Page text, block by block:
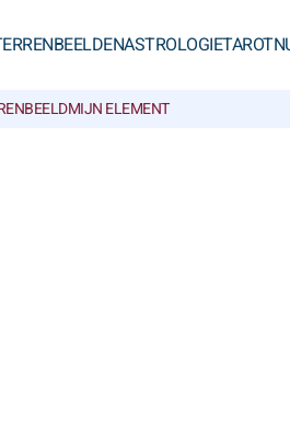
ASTROLOGIETAROT
MIJN ELEMENT